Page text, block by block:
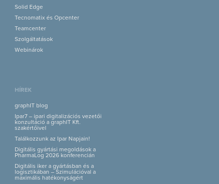
Solid Edge
Tecnomatix és Opcenter
Teamcenter
Szolgáltatások
Webinárok
HÍREK
graphIT blog
Ipar7 – ipari digitalizációs vezetői
konzultáció a graphIT Kft.
szakértőivel
Találkozzunk az Ipar Napjain!
Digitális gyártási megoldások a
PharmaLog 2026 konferencián
Digitális iker a gyártásban és a
logisztikában – Szimulációval a
maximális hatékonyságért